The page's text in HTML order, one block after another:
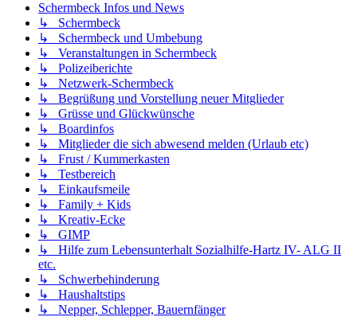
Schermbeck Infos und News
↳ Schermbeck
↳ Schermbeck und Umbebung
↳ Veranstaltungen in Schermbeck
↳ Polizeiberichte
↳ Netzwerk-Schermbeck
↳ Begrüßung und Vorstellung neuer Mitglieder
↳ Grüsse und Glückwünsche
↳ Boardinfos
↳ Mitglieder die sich abwesend melden (Urlaub etc)
↳ Frust / Kummerkasten
↳ Testbereich
↳ Einkaufsmeile
↳ Family + Kids
↳ Kreativ-Ecke
↳ GIMP
↳ Hilfe zum Lebensunterhalt Sozialhilfe-Hartz IV- ALG II
etc.
↳ Schwerbehinderung
↳ Haushaltstips
↳ Nepper, Schlepper, Bauernfänger